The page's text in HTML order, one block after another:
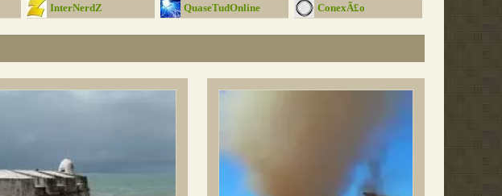
InterNerdZ
QuaseTudOnline
ConexÃ£o